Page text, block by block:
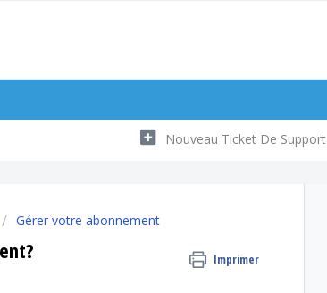
Nouveau Ticket De Support
Gérer votre abonnement
Imprimer